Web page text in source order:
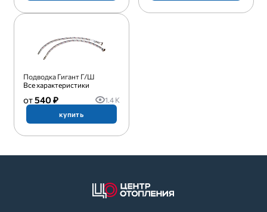
Подводка Гигант Г/Ш
Все характеристики
540 ₽
1.4 K
купить